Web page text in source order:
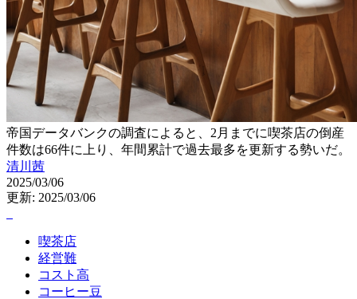
帝国データバンクの調査によると、2月までに喫茶店の倒産
件数は66件に上り、年間累計で過去最多を更新する勢いだ。
清川茜
2025/03/06
更新: 2025/03/06
喫茶店
経営難
コスト高
コーヒー豆